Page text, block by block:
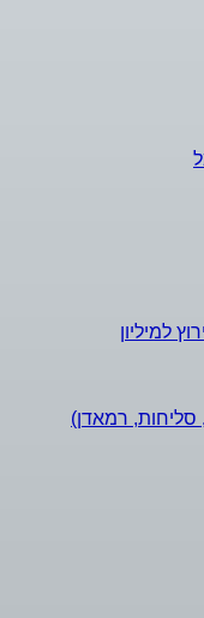
למיליון
סליחות, רמאדן)